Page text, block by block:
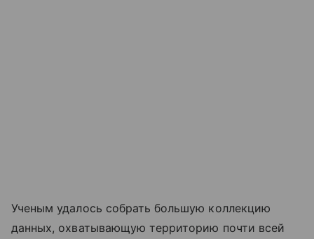
Ученым удалось собрать большую коллекцию
данных, охватывающую территорию почти всей